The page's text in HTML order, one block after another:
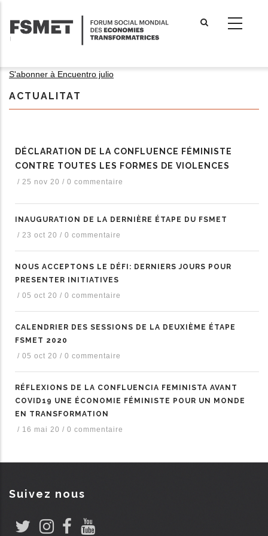
contenu
actions supplémentaires
S'abonner à Encuentro julio
ACTUALITAT
DÉCLARATION DE LA CONFLUENCE FÉMINISTE
CONTRE TOUTES LES FORMES DE VIOLENCES
/ 25 nov 20 / 0 commentaire
INAUGURATION DE LA DERNIÈRE ÉTAPE DU FSMET
/ 23 oct 20 / 0 commentaire
NOUS ACCEPTONS LE DÉFI: DERNIERS JOURS POUR
PRESENTER INITIATIVES
/ 05 oct 20 / 0 commentaire
CALENDRIER DES SESSIONS DE LA DEUXIÈME ÉTAPE
FSMET 2020
/ 05 oct 20 / 0 commentaire
RÉFLEXIONS DE LA CONFLUENCIA FEMINISTA AVANT
COVID19 UNE ÉCONOMIE FÉMINISTE POUR UN MONDE
EN TRANSFORMATION
/ 16 mai 20 / 0 commentaire
Suivez nous